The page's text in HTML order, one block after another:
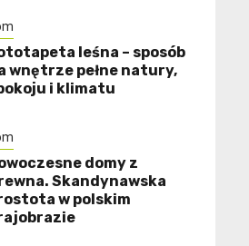
leśna – sposób
wnętrze pełne natury,
i klimatu
domy z
Skandynawska
w polskim